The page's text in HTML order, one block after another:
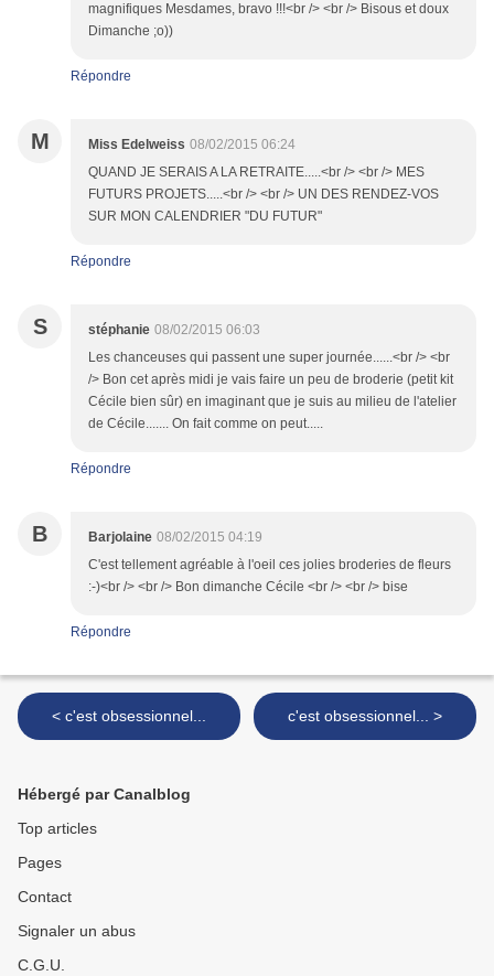
magnifiques Mesdames, bravo !!!<br /> <br /> Bisous et doux
Dimanche ;o))
Répondre
M Miss Edelweiss 08/02/2015 06:24
QUAND JE SERAIS A LA RETRAITE.....<br /> <br /> MES
FUTURS PROJETS.....<br /> <br /> UN DES RENDEZ-VOS
SUR MON CALENDRIER "DU FUTUR"
Répondre
S stéphanie 08/02/2015 06:03
Les chanceuses qui passent une super journée......<br /> <br
/> Bon cet après midi je vais faire un peu de broderie (petit kit
Cécile bien sûr) en imaginant que je suis au milieu de l'atelier
de Cécile....... On fait comme on peut.....
Répondre
B Barjolaine 08/02/2015 04:19
C'est tellement agréable à l'oeil ces jolies broderies de fleurs
:-)<br /> <br /> Bon dimanche Cécile <br /> <br /> bise
Répondre
< c'est obsessionnel... c'est obsessionnel... >
Hébergé par Canalblog
Top articles
Pages
Contact
Signaler un abus
C.G.U.